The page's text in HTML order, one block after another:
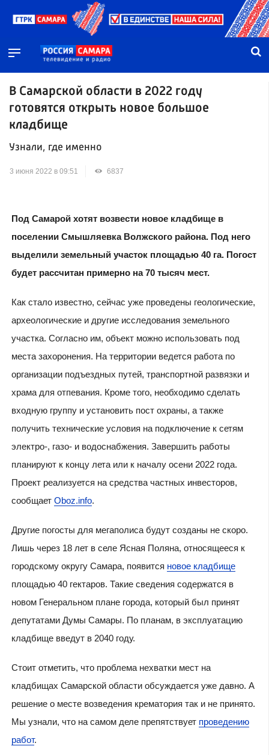
В Самарской области в 2022 году
готовятся открыть новое большое
кладбище
Узнали, где именно
3 июня 2022 в 09:51 6837
Под Самарой хотят возвести новое кладбище в
поселении Смышляевка Волжского района. Под него
выделили земельный участок площадью 40 га. Погост
будет рассчитан примерно на 70 тысяч мест.
Как стало известно, сейчас уже проведены геологические,
археологические и другие исследования земельного
участка. Согласно им, объект можно использовать под
места захоронения. На территории ведется работа по
организации подъездных путей, транспортной развязки и
храма для отпевания. Кроме того, необходимо сделать
входную группу и установить пост охраны, а также
получить технические условия на подключение к сетям
электро-, газо- и водоснабжения. Завершить работы
планируют к концу лета или к началу осени 2022 года.
Проект реализуется на средства частных инвесторов,
сообщает Oboz.info.
Другие погосты для мегаполиса будут созданы не скоро.
Лишь через 18 лет в селе Ясная Поляна, относящееся к
городскому округу Самара, появится новое кладбище
площадью 40 гектаров. Такие сведения содержатся в
новом Генеральном плане города, который был принят
депутатами Думы Самары. По планам, в эксплуатацию
кладбище введут в 2040 году.
Стоит отметить, что проблема нехватки мест на
кладбищах Самарской области обсуждается уже давно. А
решение о месте возведения крематория так и не принято.
Мы узнали, что на самом деле препятствует проведению
работ.